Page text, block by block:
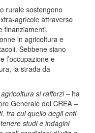
rurale sostengono
agricole attraverso
finanziamenti,
in agricoltura e
Sebbene siano
l’occupazione e
la strada da
si rafforzi ­– ha
Generale del CREA –
fra cui quello degli enti
studi e indagini